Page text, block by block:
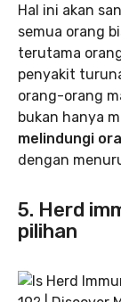
Hal ini akan
semua orang
terutama
penyakit
orang-orang
bukan hanya
melindungi
dengan
5. Herd
pilihan